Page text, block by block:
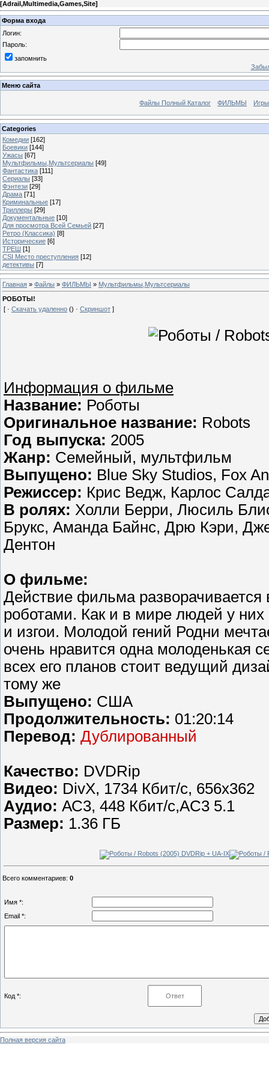
[Adrail,Multimedia,Games,Site]
Форма входа
Логин:
Пароль:
запомнить
Меню сайта
Файлы Полный Каталог ФИЛЬМЫ
Categories
Комедии [162]
Боевики [144]
Ужасы [67]
Мультфильмы,Мультсериалы [49]
Фантастика [111]
Сериалы [33]
Фэнтези [29]
Драма [71]
Криминальные [17]
Триллеры [29]
Документальные [10]
Для просмотра Всей Семьей [27]
Ретро (Классика) [8]
Исторические [6]
ТРЕШ [1]
CSI Место преступления [12]
детективы [7]
Главная » Файлы » ФИЛЬМЫ » Мультфильмы,Мультсериалы
РОБОТЫ!
[ · Скачать удаленно () · Скриншот ]
Информация о фильме
Название: Роботы
Оригинальное название: Robots
Год выпуска: 2005
Жанр: Семейный, мультфильм
Выпущено: Blue Sky Studios, Fox
Режиссер: Крис Ведж, Карлос
В ролях: Холли Берри, Люсиль
Брукс, Аманда Байнс, Дрю Кэри,
Дентон
О фильме:
Действие фильма
роботами. Как и в мире людей у них
и изгои. Молодой гений Родни
очень нравится одна молоденькая
всех его планов стоит ведущий
тому же
Выпущено: США
Продолжительность: 01:20:14
Перевод: Дублированный
Качество: DVDRip
Видео: DivX, 1734 Кбит/с, 656x362
Аудио: АС3, 448 Кбит/с,AC3 5.1
Размер: 1.36 ГБ
Всего комментариев: 0
Имя *:
Email *:
Код *:
Полная версия сайта